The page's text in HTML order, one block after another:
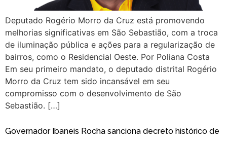
Deputado Rogério Morro da Cruz está promovendo
melhorias significativas em São Sebastião, com a troca
de iluminação pública e ações para a regularização de
bairros, como o Residencial Oeste. Por Poliana Costa
Em seu primeiro mandato, o deputado distrital Rogério
Morro da Cruz tem sido incansável em seu
compromisso com o desenvolvimento de São
Sebastião. […]
Governador Ibaneis Rocha sanciona decreto histórico de